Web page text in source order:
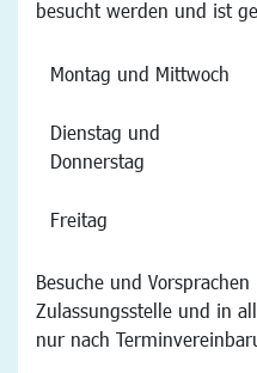
besucht werden und ist
Montag und Mittwoch
Dienstag und
Donnerstag
Freitag
Besuche und
Zulassungsstelle und in
nur nach